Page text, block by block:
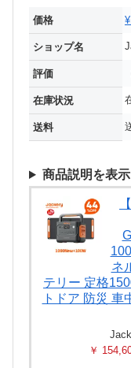
価格
ショップ名
評価
在庫状況
送料
商品説明を表
ネ
テリー 定格
トドア 防災 車
￥